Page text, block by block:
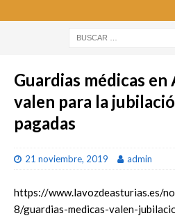
Guardias médicas en
valen para la
pagadas
21 noviembre, 2019 admin
https://www.lavozdeasturias.es/
8/guardias-medicas-valen-